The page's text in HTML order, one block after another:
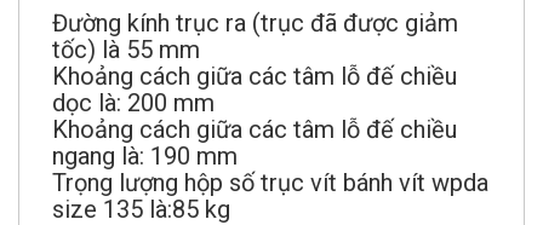
Đường kính trục ra (trục đã được giảm
tốc) là 55 mm
Khoảng cách giữa các tâm lỗ đế chiều
dọc là: 200 mm
Khoảng cách giữa các tâm lỗ đế chiều
ngang là: 190 mm
Trọng lượng hộp số trục vít bánh vít wpda
size 135 là:85 kg